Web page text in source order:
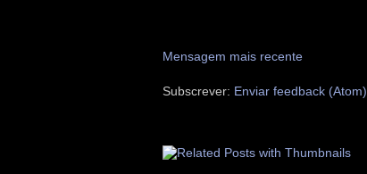
Mensagem mais recente
Subscrever: Enviar feedback (Atom)